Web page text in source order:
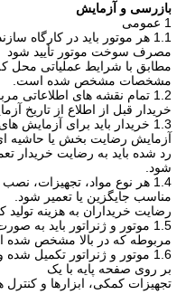
بازرسی و آزمایش
1 عمومی
1.1 هر موتور باید در کارگاه
مصرف سوخت موتور تأیید شود
مطابق با شرایط عملیاتی محل
مشخصات مشخص شده است.
1.2 تمام نقشه های اطلاعاتی مربوط به آزمایش و روش آزمایش باید به
خریدار قبل از اطلاع از تاریخ
1.3 خریدار باید برای آزمایش
آزمایش رضایت بخش یا حاشیه
رد شده باید به رضایت خریدار
شود.
1.4 هر نوع مواد، تجهیزات،
مناسب جایگزین یا تعمیر شود.
رضایت خریداران به هزینه تولید
1.5 موتور و ژنراتور باید به
مربوطه که در بالا مشخص شده
1.6 موتور و ژنراتور تکمیل
بر روی صفحه پایه با یک
تجهیزات کمکی، ابزارها و